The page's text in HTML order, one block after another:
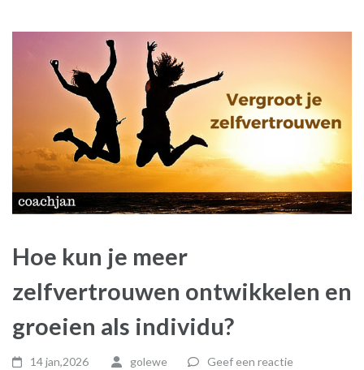
Hoe kun je meer
zelfvertrouwen ontwikkelen en
groeien als individu?
14 jan,2026 golewe Geef een reactie